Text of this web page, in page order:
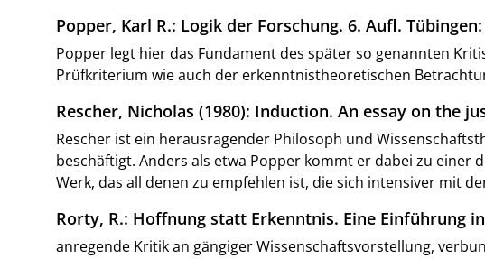
Popper, Karl R.: Logik der Forschung. 6. Aufl.
Popper legt hier das Fundament des später so genannten
Prüfkriterium wie auch der erkenntnistheoretischen
Rescher, Nicholas (1980): Induction. An essay on the
Rescher ist ein herausragender Philosoph und
beschäftigt. Anders als etwa Popper kommt er dabei zu einer
Werk, das all denen zu empfehlen ist, die sich intensiver mit
Rorty, R.: Hoffnung statt Erkenntnis. Eine Einführung
anregende Kritik an gängiger Wissenschaftsvorstellung,